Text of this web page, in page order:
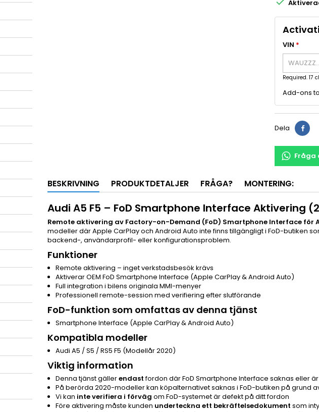
VIN *
Required. 17
Add-ons
Dela
Fråga
BESKRIVNING PRODUKTDETALJER FRÅGA? MONTERING:
Audi A5 F5 – FoD Smartphone Interface Aktivering
Remote aktivering av Factory-on-Demand (FoD) Smartphone Interface för
modeller där Apple CarPlay och Android Auto inte finns tillgängligt i FoD-butiken
backend-, användarprofil- eller konfigurationsproblem.
Funktioner
Remote aktivering – inget verkstadsbesök krävs
Aktiverar OEM FoD Smartphone Interface (Apple CarPlay & Android Auto)
Full integration i bilens originala MMI-menyer
Professionell remote-session med verifiering efter slutförande
FoD-funktion som omfattas av denna tjänst
Smartphone Interface (Apple CarPlay & Android Auto)
Kompatibla modeller
Audi A5 / S5 / RS5 F5 (Modellår 2020)
Viktig information
Denna tjänst gällerendastfordon där FoD Smartphone Interface saknas eller
På berörda 2020-modeller kan köpalternativet saknas i FoD-butiken på grund
Vi kan inte verifiera i förväg om FoD-systemet är defekt på ditt fordon
Före aktivering måste kunden underteckna ett bekräftelsedokument som